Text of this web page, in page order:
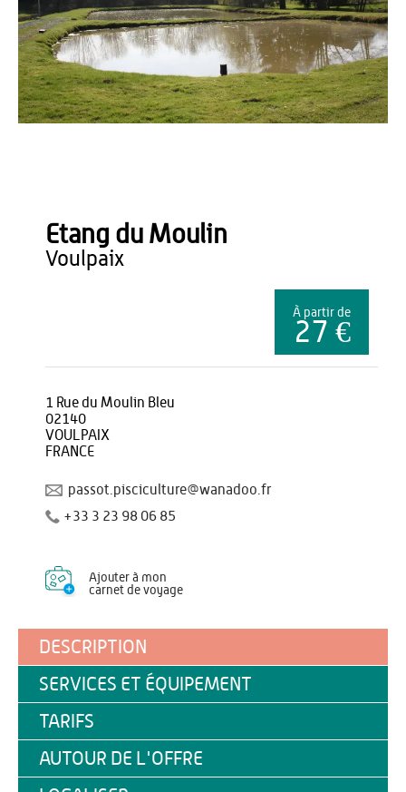
OT du Pays de Thiérache
Etang du Moulin
voulpaix
À partir de
27 €
1 Rue du Moulin Bleu
02140
VOULPAIX
FRANCE
passot.pisciculture@wanadoo.fr
+33 3 23 98 06 85
Ajouter à mon
carnet de voyage
DESCRIPTION
SERVICES ET ÉQUIPEMENT
TARIFS
AUTOUR DE L'OFFRE